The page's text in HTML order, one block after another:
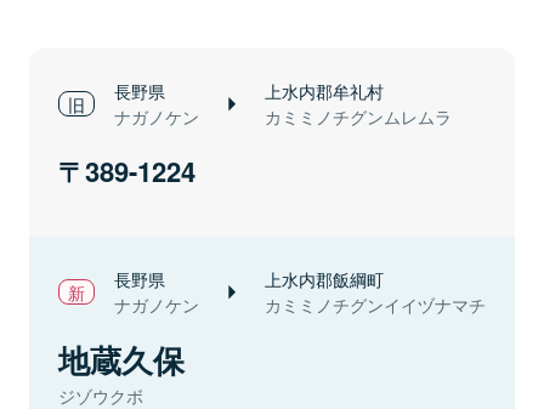
長野県
ナガノケン
上水内郡牟礼村
カミミノチグンムレムラ
389-1224
長野県
ナガノケン
上水内郡飯綱町
カミミノチグンイイヅナマチ
地蔵久保
ジゾウクボ